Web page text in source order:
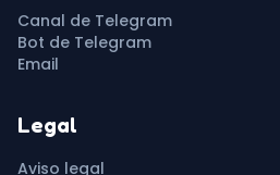
Canal de Telegram
Bot de Telegram
Email
Legal
Aviso legal